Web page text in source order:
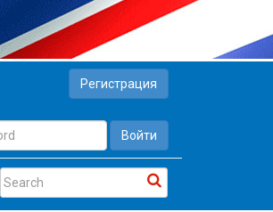
Регистрация
Войти